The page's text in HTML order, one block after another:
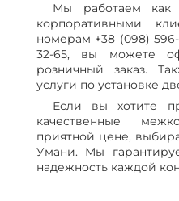
Мы работаем
корпоративными
номерам +38 (098)
32-65, вы можете
розничный заказ.
услуги по установке
Если вы хотите
качественные
приятной цене,
Умани. Мы
надежность каждой